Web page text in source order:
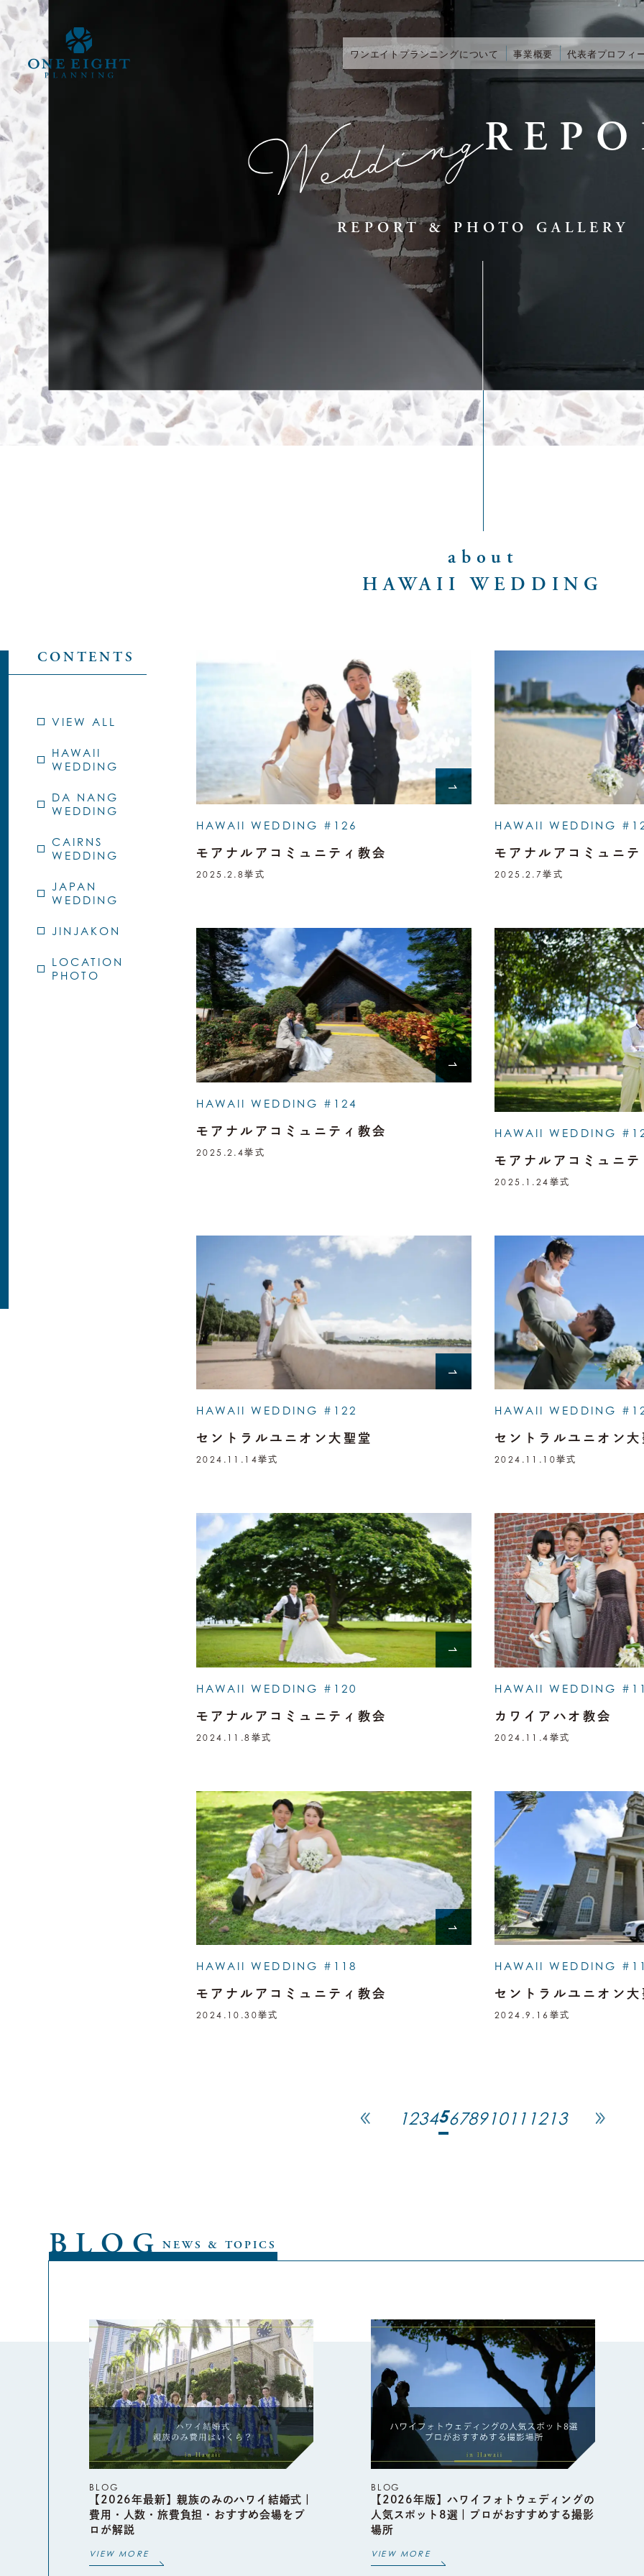
ワンエイトプランニングについて 事業概要 代表者プロフィ
REPORT & PHOTO GALLERY
about
HAWAII WEDDING
CONTENTS
VIEW ALL
HAWAII
WEDDING
DA NANG
WEDDING
CAIRNS
WEDDING
JAPAN
WEDDING
JINJAKON
LOCATION
PHOTO
HAWAII WEDDING #126
モアナルアコミュニティ教会
2025.2.8挙式
HAWAII WEDDING
モアナルアコミュニ
2025.2.7挙式
HAWAII WEDDING #124
モアナルアコミュニティ教会
2025.2.4挙式
HAWAII WEDDING
モアナルアコミュニ
2025.1.24 挙式
HAWAII WEDDING #122
セントラルユニオン大聖堂
2024.11.14挙式
HAWAII WEDDING
セントラルユニオン
2024.11.10挙式
HAWAII WEDDING #120
モアナルアコミュニティ教会
2024.11.8 挙式
HAWAII WEDDING
カワイアハオ教会
2024.11.4 挙式
HAWAII WEDDING #118
モアナルアコミュニティ教会
2024.10.30挙式
HAWAII WEDDING
セントラルユニオン
2024.9.16 挙式
1234567891011 1213
BLOGNEWS & TOPICS
BLOG
【2026年最新】親族のみのハワイ結婚式｜
費用・人数・旅費負担・おすすめ会場をプ
ロが解説
VIEW MORE
BLOG
【2026年版】ハワイフォトウェディングの
人気スポット8選｜プロがおすすめする撮影
場所
VIEW MORE